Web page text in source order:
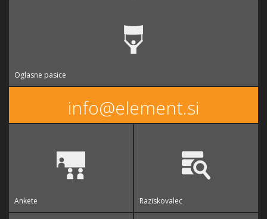
Oglasne pasice
info@element.si
Ankete Raziskovalec